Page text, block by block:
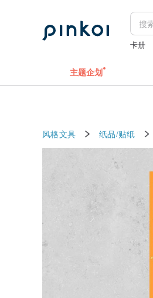
卡册
主题企划
风格文具 纸品/贴纸